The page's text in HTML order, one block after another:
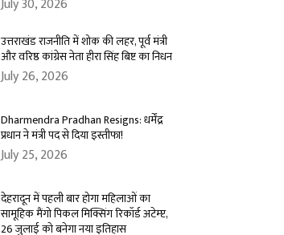
July 30, 2026
उत्तराखंड राजनीति में शोक की लहर, पूर्व मंत्री
और वरिष्ठ कांग्रेस नेता हीरा सिंह बिष्ट का निधन
July 26, 2026
Dharmendra Pradhan Resigns: धर्मेंद्र
प्रधान ने मंत्री पद से दिया इस्तीफा!
July 25, 2026
देहरादून में पहली बार होगा महिलाओं का
सामूहिक मैंगो पिकल मिक्सिंग रिकॉर्ड अटेम्प्ट,
26 जुलाई को बनेगा नया इतिहास